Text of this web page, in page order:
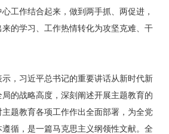
工作结合起来，做到两手抓、两促进，
的学习、工作热情转化为攻坚克难、干
习近平总书记的重要讲话从新时代新
的战略高度，深刻阐述开展主题教育的
题教育各项工作作出全面部署，为全党
循，是一篇马克思主义纲领性文献。全